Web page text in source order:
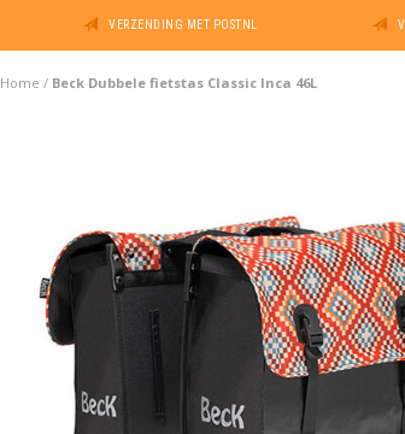
VERZENDING MET POSTNL
Home / Beck Dubbele fietstas Classic Inca 46L